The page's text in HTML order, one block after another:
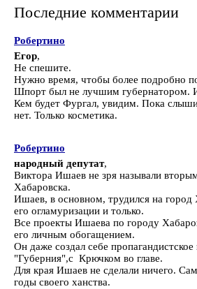
Последние комментарии
Робертино
Егор,
Не спешите.
Нужно время, чтобы более подробно
Шпорт был не лучшим губернатором.
Кем будет Фургал, увидим. Пока
нет. Только косметика.
Робертино
народный депутат,
Виктора Ишаев не зря называли
Хабаровска.
Ишаев, в основном, трудился на город
его огламуризации и только.
Все проекты Ишаева по городу
его личным обогащением.
Он даже создал себе
"Губерния",с Крючком во главе.
Для края Ишаев не сделали ничего.
годы своего ханства.